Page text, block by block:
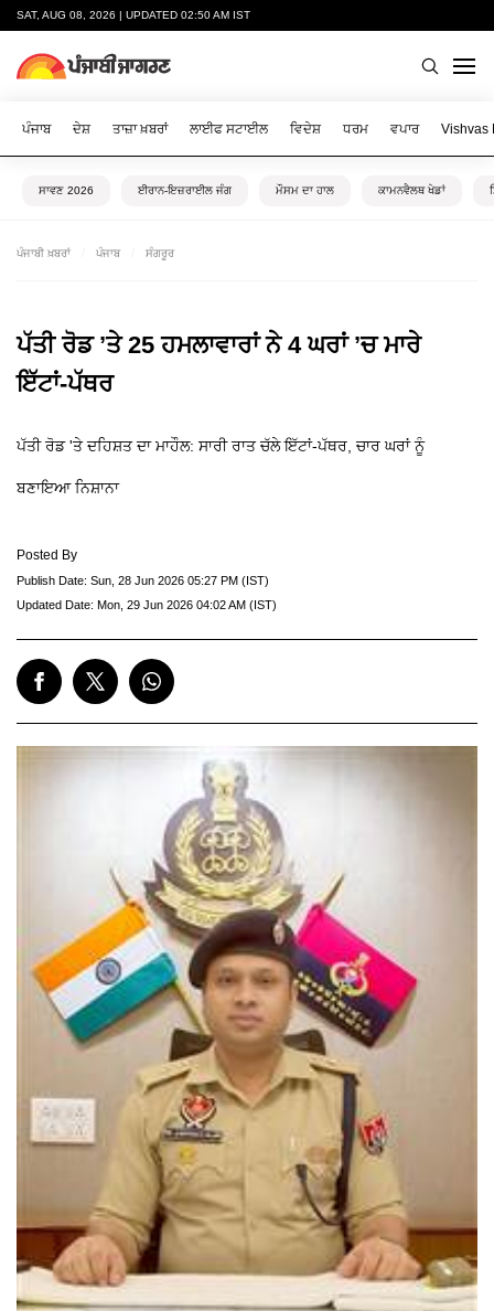
SAT, AUG 08, 2026 | UPDATED 02:50 AM IST
ਪੰਜਾਬ ਦੇਸ਼ ਤਾਜ਼ਾ ਖ਼ਬਰਾਂ ਲਾਈਫ ਸਟਾਈਲ ਵਿਦੇਸ਼ ਧਰਮ ਵਪਾਰ Vishvas
ਸਾਵਣ 2026 ਈਰਾਨ-ਇਜ਼ਰਾਈਲ ਜੰਗ ਮੌਸਮ ਦਾ ਹਾਲ ਕਾਮਨਵੈਲਥ ਖੇਡਾਂ
ਪੰਜਾਬੀ ਖ਼ਬਰਾਂ ਪੰਜਾਬ ਸੰਗਰੂਰ
ਪੱਤੀ ਰੋਡ ’ਤੇ 25 ਹਮਲਾਵਾਰਾਂ ਨੇ 4 ਘਰਾਂ ’ਚ ਮਾਰੇ
ਇੱਟਾਂ-ਪੱਥਰ
ਪੱਤੀ ਰੋਡ 'ਤੇ ਦਹਿਸ਼ਤ ਦਾ ਮਾਹੌਲ: ਸਾਰੀ ਰਾਤ ਚੱਲੇ ਇੱਟਾਂ-ਪੱਥਰ, ਚਾਰ ਘਰਾਂ ਨੂੰ
ਬਣਾਇਆ ਨਿਸ਼ਾਨਾ
Posted By
Publish Date: Sun, 28 Jun 2026 05:27 PM (IST)
Updated Date: Mon, 29 Jun 2026 04:02 AM (IST)